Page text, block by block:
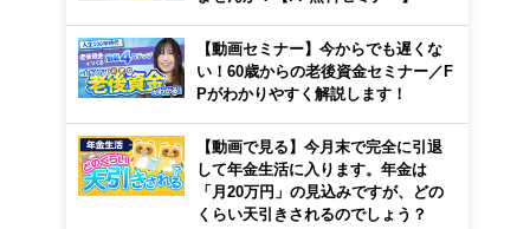
【動画セミナー】今からでも遅くな
い！60歳からの老後資金セミナー／F
Pがわかりやすく解説します！
【動画で見る】今月末で完全に引退
して年金生活に入ります。年金は
「月20万円」の見込みですが、どの
くらい天引きされるのでしょう？